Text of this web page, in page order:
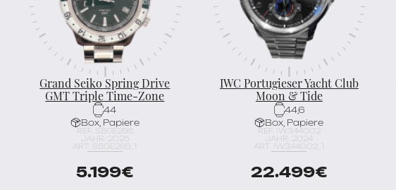
Grand Seiko Spring Drive
GMT Triple Time-Zone
44
Box, Papiere
REF. SBGE295
JAHR: 2025
ART. SBGE295_1
5.199€
IWC Portugieser Yacht Club
Moon & Tide
44,6
Box, Papiere
REF. IW344002
JAHR: 2024
ART. IW344002_1
22.499€